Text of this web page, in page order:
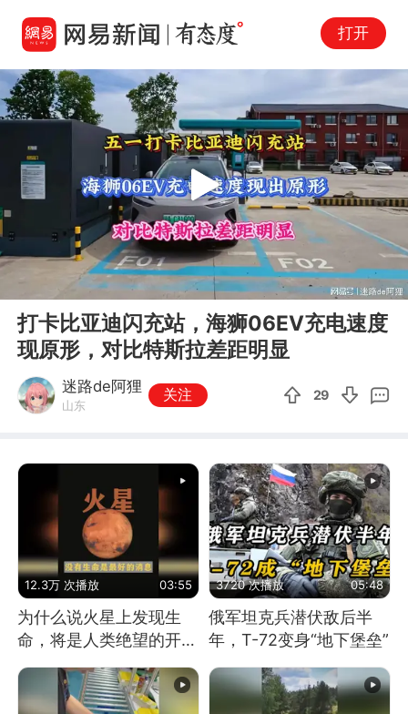
打开
00:00 02:32
Play
打卡比亚迪闪充站，海狮06EV充电速度
现原形，对比特斯拉差距明显
迷路de阿狸
山东
关注 29
12.3万 次播放 03:55
为什么说火星上发现生
命，将是人类绝望的开
始？
3720 次播放 05:48
俄军坦克兵潜伏敌后半
年，T-72变身“地下堡垒”